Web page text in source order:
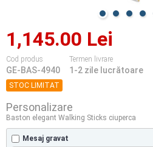
1,145.00 Lei
Cod produs
GE-BAS-4940
Termen livrare
1-2 zile lucrătoare
STOC LIMITAT
Personalizare
Baston elegant Walking Sticks ciuperca
Mesaj gravat